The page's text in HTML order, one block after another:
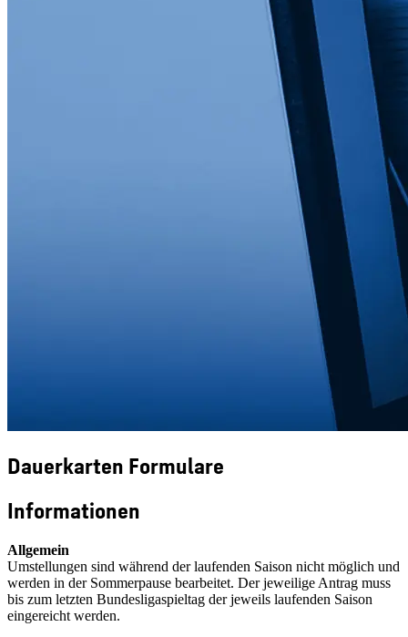
Dauerkarten Formulare
Informationen
Allgemein
Umstellungen sind während der laufenden Saison nicht möglich und
werden in der Sommerpause bearbeitet. Der jeweilige Antrag muss
bis zum letzten Bundesligaspieltag der jeweils laufenden Saison
eingereicht werden.